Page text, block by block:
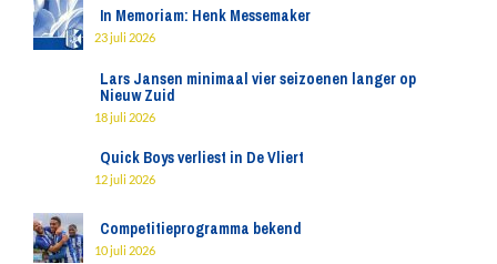
In Memoriam: Henk Messemaker
23 juli 2026
Lars Jansen minimaal vier seizoenen langer op
Nieuw Zuid
18 juli 2026
Quick Boys verliest in De Vliert
12 juli 2026
Competitieprogramma bekend
10 juli 2026